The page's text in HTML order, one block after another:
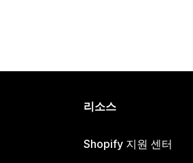
리소스
Shopify 지원 센터